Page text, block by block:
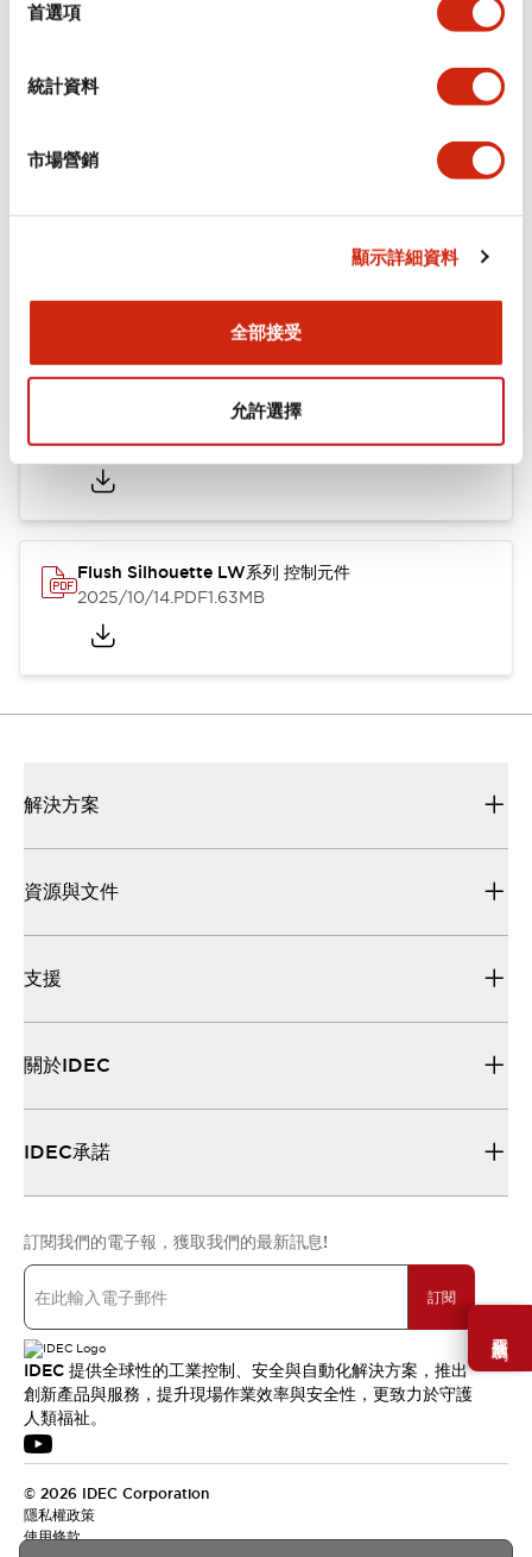
首選項
統計資料
市場營銷
顯示詳細資料
全部接受
允許選擇
需要幫助嗎？
安裝和安裝規範
認證與標準
Flush Silhouette LW系列 控制元件 (英文版)
2025/09/19.PDF1.23MB
Flush Silhouette LW系列 控制元件
2025/10/14.PDF1.63MB
解決方案
資源與文件
支援
關於IDEC
IDEC承諾
訂閱我們的電子報，獲取我們的最新訊息!
訂閱
IDEC 提供全球性的工業控制、安全與自動化解決方案，推出
創新產品與服務，提升現場作業效率與安全性，更致力於守護
人類福祉。
© 2026 IDEC Corporation
隱私權政策
使用條款